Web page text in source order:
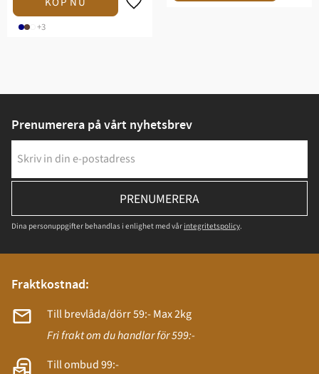
+3
Prenumerera på vårt nyhetsbrev
PRENUMERERA
Dina personuppgifter behandlas i enlighet med vår integritetspolicy.
Fraktkostnad:
Till brevlåda/dörr 59:- Max 2kg
Fri frakt om du handlar för 599:-
Till ombud 99:-